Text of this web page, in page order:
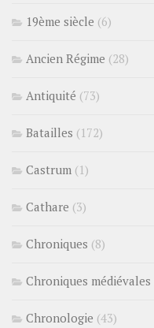
19ème siècle (6)
Ancien Régime (28)
Antiquité (73)
Batailles (172)
Castrum (1)
Cathare (3)
Chroniques (8)
Chroniques médiévales
Chronologie (43)